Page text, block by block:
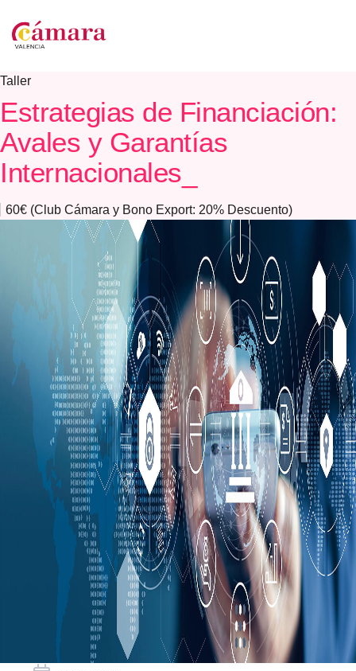
Taller
Estrategias de Financiación:
Avales y Garantías
Internacionales_
60€ (Club Cámara y Bono Export: 20% Descuento)